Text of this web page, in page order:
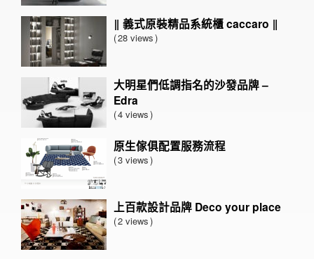
‖ 義式原裝精品系統櫃 caccaro ‖
28 views
大明星們低調指名的沙發品牌 –
Edra
4 views
原生傢俱配置服務流程
3 views
上百款設計品牌 Deco your place
2 views